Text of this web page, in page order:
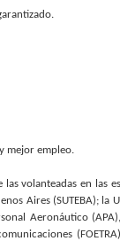
mejor empleo.
volanteadas en las
Aires (SUTEBA); la
Aeronáutico